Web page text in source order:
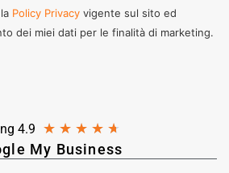
Policy Privacy vigente sul sito ed
dei miei dati per le finalità di marketing.
4.9 ★ ★ ★ ★ ★
My Business